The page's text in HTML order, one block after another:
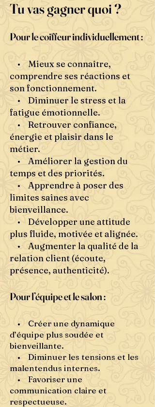
Tu vas gagner quoi ?
Pour le coiffeur individuellement :
• Mieux se connaître,
comprendre ses réactions et
son fonctionnement.
• Diminuer le stress et la
fatigue émotionnelle.
• Retrouver confiance,
énergie et plaisir dans le
métier.
• Améliorer la gestion du
temps et des priorités.
• Apprendre à poser des
limites saines avec
bienveillance.
• Développer une attitude
plus fluide, motivée et alignée.
• Augmenter la qualité de la
relation client (écoute,
présence, authenticité).
Pour l’équipe et le salon :
• Créer une dynamique
d’équipe plus soudée et
bienveillante.
• Diminuer les tensions et les
malentendus internes.
• Favoriser une
communication claire et
respectueuse.